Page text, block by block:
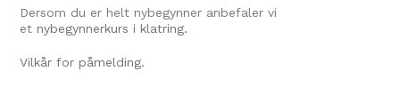
Dersom du er helt nybegynner anbefaler vi
et nybegynnerkurs i klatring.
Vilkår for påmelding.